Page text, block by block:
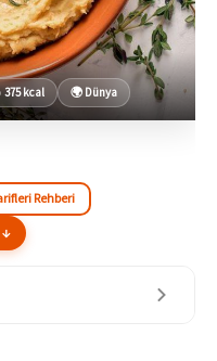
375 kcal 🌍 Dünya
Rehberi
↓